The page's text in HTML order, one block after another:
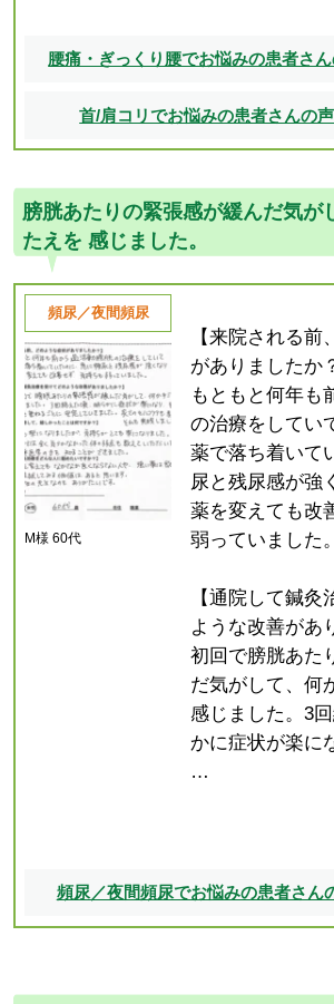
腰痛・ぎっくり腰でお悩みの患者さ
首/肩コリでお悩みの患者さんの
膀胱あたりの緊張感が緩んだ気が
たえを 感じました。
頻尿／夜間頻尿
M様 60代
【来院される
がありましたか
もともと何年も
の治療をしてい
薬で落ち着いて
尿と残尿感が強
薬を変えても改
弱っていました。
【通院して鍼
ような改善があ
初回で膀胱あた
だ気がして、何
感じました。3
かに症状が楽に
…
頻尿／夜間頻尿でお悩みの患者さん